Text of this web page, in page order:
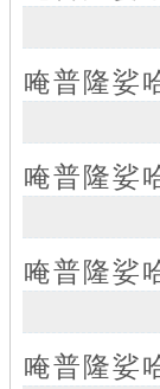
唵普隆娑
唵普隆娑
唵普隆娑
唵普隆娑